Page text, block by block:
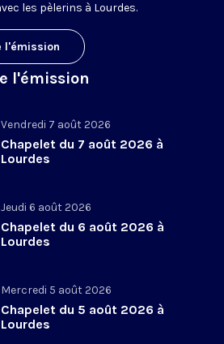
les pèlerins à Lourdes.
l'émission
l'émission
Vendredi 7 août 2026
Chapelet du 7 août 2026 à
Lourdes
Jeudi 6 août 2026
Chapelet du 6 août 2026 à
Lourdes
Mercredi 5 août 2026
Chapelet du 5 août 2026 à
Lourdes